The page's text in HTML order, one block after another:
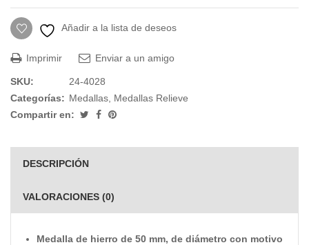
Añadir a la lista de deseos
Imprimir Enviar a un amigo
SKU:
24-4028
Categorías: Medallas Medallas Relieve
Compartir en:
DESCRIPCIÓN
VALORACIONES (0)
Medalla de hierro de 50 mm, de diámetro con motivo